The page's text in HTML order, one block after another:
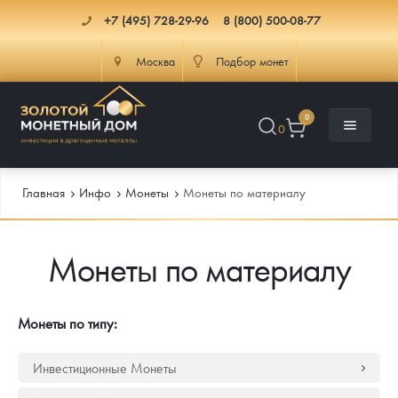
+7 (495) 728-29-96 8 (800) 500-08-77
Москва Подбор монет
0
0
Каталог
Инвестиционные монеты
Монеты Россия и СССР
Памятные и старинные монеты
Как сделать заказ
Подлинность монет
Доставка
Услуги
Главная Инфо Монеты Монеты по материалу
Монеты по материалу
Монеты по типу:
Инвестиционные Монеты